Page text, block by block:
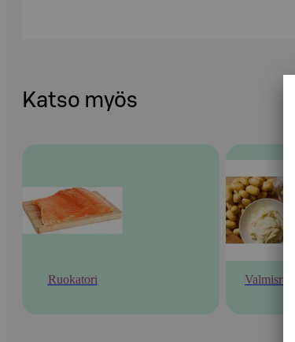
Katso myös
Ruokatori